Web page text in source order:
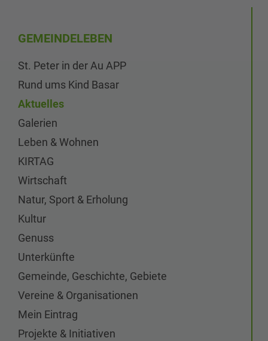
GEMEINDELEBEN
St. Peter in der Au APP
Rund ums Kind Basar
Aktuelles
Galerien
Leben & Wohnen
KIRTAG
Wirtschaft
Natur, Sport & Erholung
Kultur
Genuss
Unterkünfte
Gemeinde, Geschichte, Gebiete
Vereine & Organisationen
Mein Eintrag
Projekte & Initiativen